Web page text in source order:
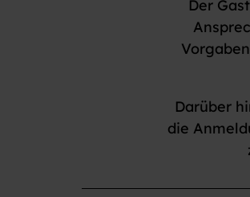
Der
Darüber
die